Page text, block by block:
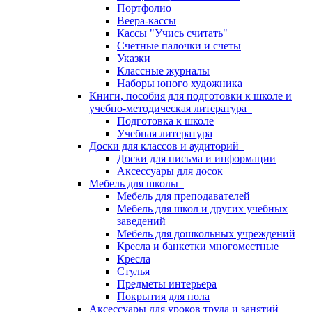
Портфолио
Веера-кассы
Кассы "Учись считать"
Счетные палочки и счеты
Указки
Классные журналы
Наборы юного художника
Книги, пособия для подготовки к школе и
учебно-методическая литература
Подготовка к школе
Учебная литература
Доски для классов и аудиторий
Доски для письма и информации
Аксессуары для досок
Мебель для школы
Мебель для преподавателей
Мебель для школ и других учебных
заведений
Мебель для дошкольных учреждений
Кресла и банкетки многоместные
Кресла
Стулья
Предметы интерьера
Покрытия для пола
Аксессуары для уроков труда и занятий